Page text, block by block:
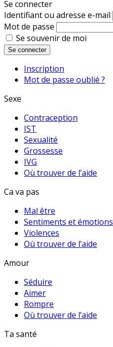
Se connecter
Identifiant ou adresse e-mail
Mot de passe
Se souvenir de moi
Se connecter
Inscription
Mot de passe oublié ?
Sexe
Contraception
IST
Sexualité
Grossesse
IVG
Où trouver de l’aide
Ca va pas
Mal être
Sentiments et émotions
Violences
Où trouver de l’aide
Amour
Séduire
Aimer
Rompre
Où trouver de l’aide
Ta santé